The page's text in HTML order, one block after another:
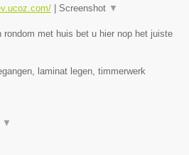
Screenshot ▼
rondom met huis bet u hier nop het juiste
laminat legen, timmerwerk
▼